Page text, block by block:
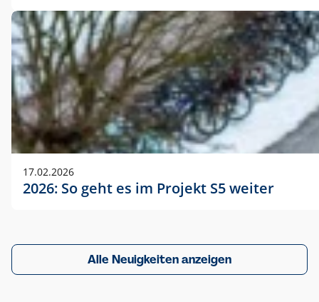
17.02.2026
2026: So geht es im Projekt S5 weiter
Alle Neuigkeiten anzeigen